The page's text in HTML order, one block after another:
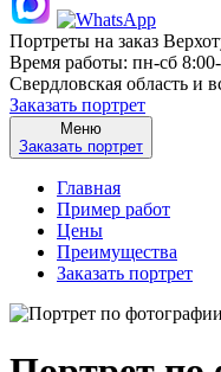
Портреты на заказ
Время работы: пн-сб
Свердловская область и
Заказать портрет
Меню
Заказать портрет
Главная
Пример работ
Цены
Преимущества
Заказать портрет